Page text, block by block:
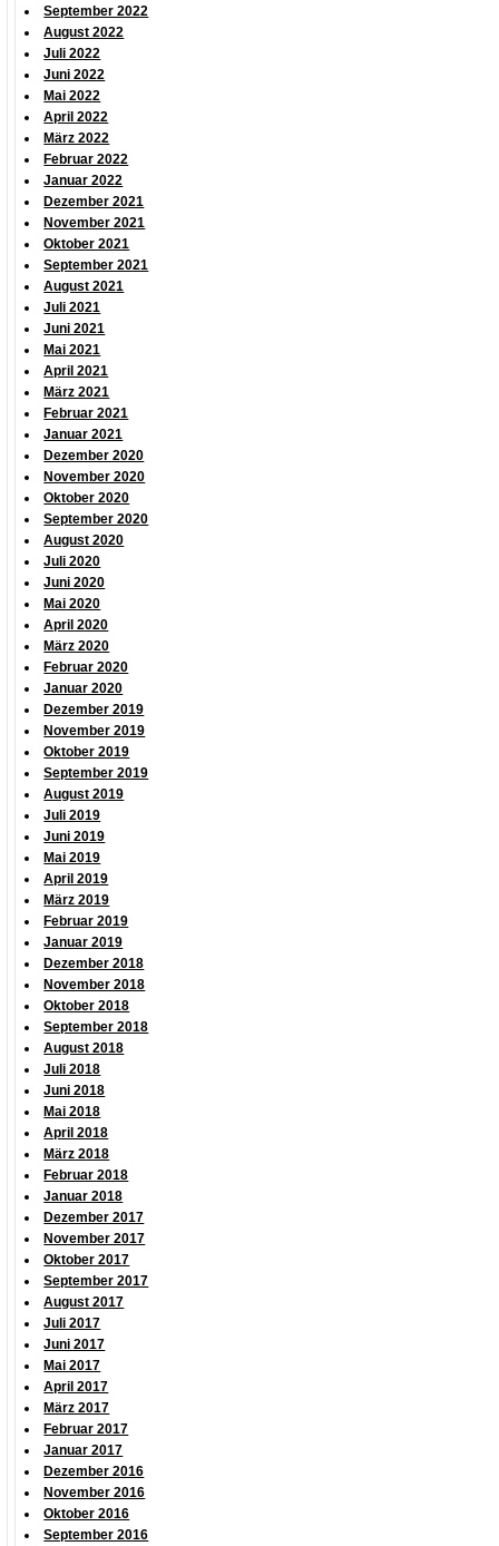
September 2022
August 2022
Juli 2022
Juni 2022
Mai 2022
April 2022
März 2022
Februar 2022
Januar 2022
Dezember 2021
November 2021
Oktober 2021
September 2021
August 2021
Juli 2021
Juni 2021
Mai 2021
April 2021
März 2021
Februar 2021
Januar 2021
Dezember 2020
November 2020
Oktober 2020
September 2020
August 2020
Juli 2020
Juni 2020
Mai 2020
April 2020
März 2020
Februar 2020
Januar 2020
Dezember 2019
November 2019
Oktober 2019
September 2019
August 2019
Juli 2019
Juni 2019
Mai 2019
April 2019
März 2019
Februar 2019
Januar 2019
Dezember 2018
November 2018
Oktober 2018
September 2018
August 2018
Juli 2018
Juni 2018
Mai 2018
April 2018
März 2018
Februar 2018
Januar 2018
Dezember 2017
November 2017
Oktober 2017
September 2017
August 2017
Juli 2017
Juni 2017
Mai 2017
April 2017
März 2017
Februar 2017
Januar 2017
Dezember 2016
November 2016
Oktober 2016
September 2016